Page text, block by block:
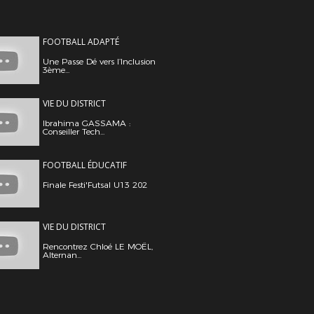
FOOTBALL ADAPTÉ
Une Passe Dé vers l’Inclusion
3ème...
VIE DU DISTRICT
Ibrahima GASSAMA :
Conseiller Tech...
FOOTBALL ÉDUCATIF
Finale Festi'Futsal U13 202
VIE DU DISTRICT
Rencontrez Chloé LE MOËL,
Alternan...